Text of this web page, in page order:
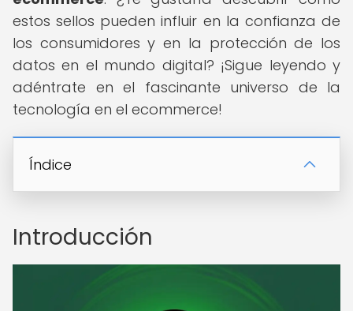
estos sellos pueden influir en la confianza de
los consumidores y en la protección de los
datos en el mundo digital? ¡Sigue leyendo y
adéntrate en el fascinante universo de la
tecnología en el ecommerce!
Índice
Introducción